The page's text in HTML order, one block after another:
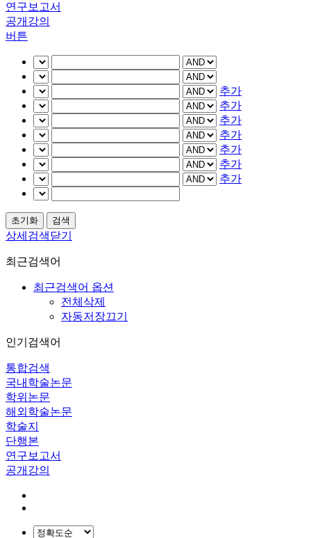
연구보고서
공개강의
버튼
추가
추가
추가
추가
추가
추가
추가
상세검색닫기
최근검색어
최근검색어 옵션
전체삭제
자동저장끄기
인기검색어
통합검색
국내학술논문
학위논문
해외학술논문
학술지
단행본
연구보고서
공개강의